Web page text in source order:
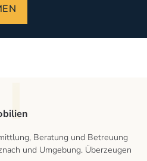
Beratung und Betreuung
und Umgebung. Überzeugen